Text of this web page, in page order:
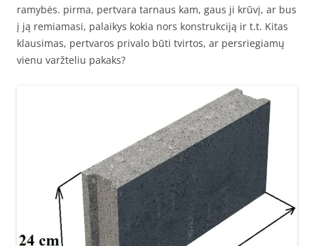
ramybės. pirma, pertvara tarnaus kam, gaus ji krūvį, ar bus
į ją remiamasi, palaikys kokia nors konstrukciją ir t.t. Kitas
klausimas, pertvaros privalo būti tvirtos, ar persriegiamų
vienu varžteliu pakaks?